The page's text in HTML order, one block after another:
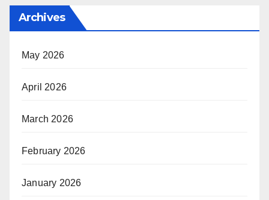
Archives
May 2026
April 2026
March 2026
February 2026
January 2026